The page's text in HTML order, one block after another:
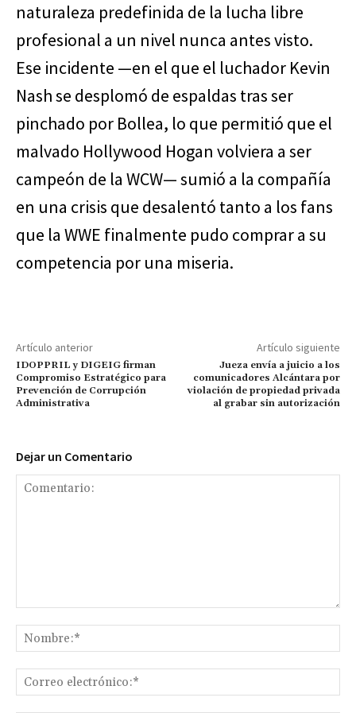
naturaleza predefinida de la lucha libre
profesional a un nivel nunca antes visto.
Ese incidente —en el que el luchador Kevin
Nash se desplomó de espaldas tras ser
pinchado por Bollea, lo que permitió que el
malvado Hollywood Hogan volviera a ser
campeón de la WCW— sumió a la compañía
en una crisis que desalentó tanto a los fans
que la WWE finalmente pudo comprar a su
competencia por una miseria.
Artículo anterior
IDOPPRIL y DIGEIG firman
Compromiso Estratégico para
Prevención de Corrupción
Administrativa
Artículo siguiente
Jueza envía a juicio a los
comunicadores Alcántara por
violación de propiedad privada
al grabar sin autorización
Dejar un Comentario